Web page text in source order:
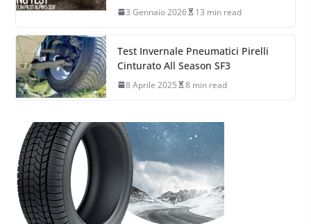
3 Gennaio 2026 13 min read
Test Invernale Pneumatici Pirelli
Cinturato All Season SF3
8 Aprile 2025 8 min read